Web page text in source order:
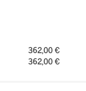
362,00 €
362,00 €